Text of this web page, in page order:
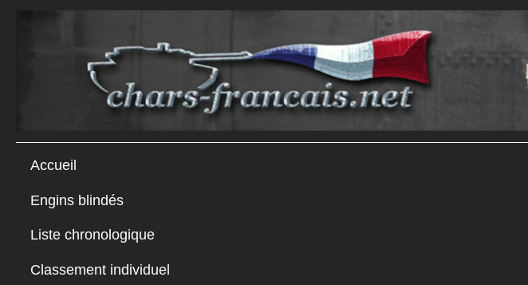
Accueil
Engins blindés
Liste chronologique
Classement individuel